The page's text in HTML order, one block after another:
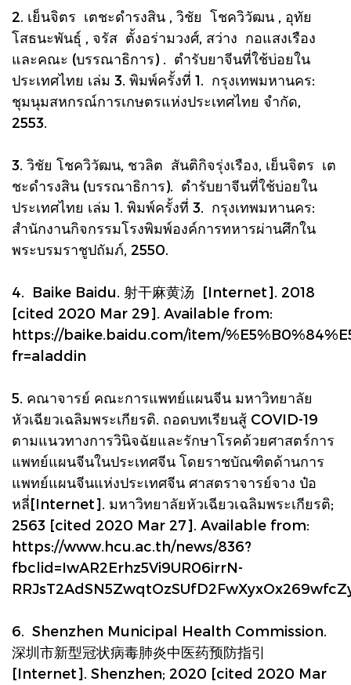
2. เย็นจิตร เตชะดำรงสิน , วิชัย โชควิวัฒน , อุทัย
โสธนะพันธุ์ , จรัส ตั้งอร่ามวงศ์, สว่าง กอแสงเรือง
และคณะ (บรรณาธิการ) . ตำรับยาจีนที่ใช้บ่อยใน
ประเทศไทย เล่ม 3. พิมพ์ครั้งที่ 1. กรุงเทพมหานคร:
ชุมนุมสหกรณ์การเกษตรแห่งประเทศไทย จำกัด,
2553.
3. วิชัย โชควิวัฒน, ชวลิต สันติกิจรุ่งเรือง, เย็นจิตร เต
ชะดำรงสิน (บรรณาธิการ). ตำรับยาจีนที่ใช้บ่อยใน
ประเทศไทย เล่ม 1. พิมพ์ครั้งที่ 3. กรุงเทพมหานคร:
สำนักงานกิจกรรมโรงพิมพ์องค์การทหารผ่านศึกใน
พระบรมราชูปถัมภ์, 2550.
4. Baike Baidu. 射干麻黄汤 [Internet]. 2018
[cited 2020 Mar 29]. Available from:
https://baike.baidu.com/item/
fr=aladdin
5. คณาจารย์ คณะการแพทย์แผนจีน มหาวิทยาลัย
หัวเฉียวเฉลิมพระเกียรติ. ถอดบทเรียนสู้ COVID-19
ตามแนวทางการวินิจฉัยและรักษาโรคด้วยศาสตร์การ
แพทย์แผนจีนในประเทศจีน โดยราชบัณฑิตด้านการ
แพทย์แผนจีนแห่งประเทศจีน ศาสตราจารย์จาง ป๋อ
หลี่[Internet]. มหาวิทยาลัยหัวเฉียวเฉลิมพระเกียรติ;
2563 [cited 2020 Mar 27]. Available from:
https://www.hcu.ac.th/news/836?
fbclid=IwAR2Erhz5Vi9UR06irrN-
6. Shenzhen Municipal Health Commission.
深圳市新型冠状病毒肺炎中医药预防指引
[Internet]. Shenzhen; 2020 [cited 2020 Mar